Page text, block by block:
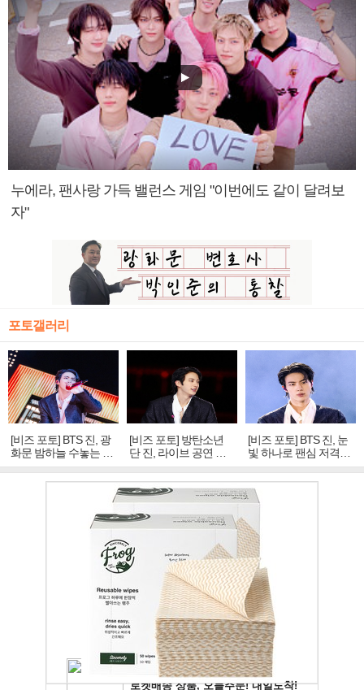
누에라, 팬사랑 가득 밸런스 게임 "이번에도 같이 달려보
자"
포토갤러리
[비즈 포토] BTS 진, 광
화문 밤하늘 수놓는 '비
주얼 킹'의 열창
[비즈 포토] 방탄소년
단 진, 라이브 공연 중
빛나는 독보적 아우라
[비즈 포토] BTS 진, 눈
빛 하나로 팬심 저격…
독보적 카리스마